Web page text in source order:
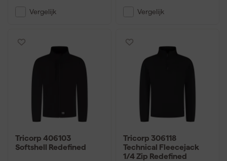
Vergelijk Vergelijk
Tricorp 406103
Softshell Redefined
Tricorp 306118
Technical Fleecejack
1/4 Zip Redefined